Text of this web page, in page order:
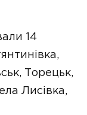
14
Торецьк,
Лисівка,